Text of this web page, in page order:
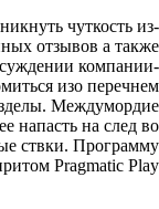
чуткость из-
отзывов а также
компании-
изо перечнем
Междумордие
напасть на след во
ствки. Программу
Pragmatic Play.